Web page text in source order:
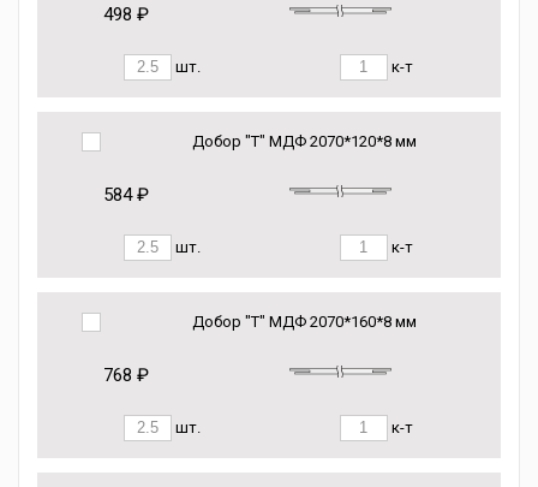
498 ₽
шт. к-т
Добор "Т" МДФ 2070*120*8 мм
584 ₽
шт. к-т
Добор "Т" МДФ 2070*160*8 мм
768 ₽
шт. к-т